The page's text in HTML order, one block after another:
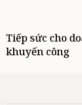
Tiếp sức cho
khuyến công